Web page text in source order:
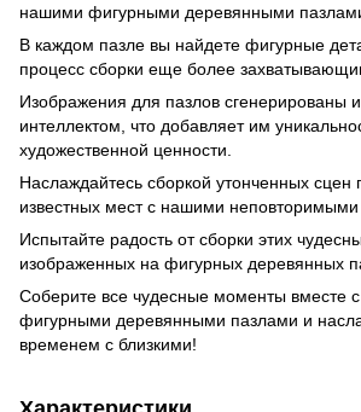
нашими фигурными деревянными
В каждом пазле вы найдете фигурные
процесс сборки еще более
Изображения для пазлов сгенерированы
интеллектом, что добавляет им
художественной ценности.
Наслаждайтесь сборкой утонченных сцен
известных мест с нашими неповторимыми
Испытайте радость от сборки этих
изображенных на фигурных деревянных
Соберите все чудесные моменты вместе
фигурными деревянными пазлами и
временем с близкими!